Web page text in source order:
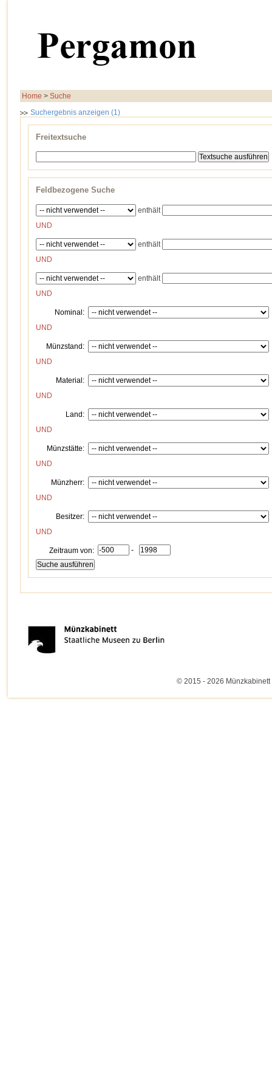
Home > Suche
Suchergebnis anzeigen (1)
Freitextsuche
Feldbezogene Suche
enthält
UND
enthält
UND
enthält
UND
Nominal:
UND
Münzstand:
UND
Material:
UND
Land:
UND
Münzstätte:
UND
Münzherr:
UND
Besitzer:
UND
Zeitraum von: -
© 2015 - 2026